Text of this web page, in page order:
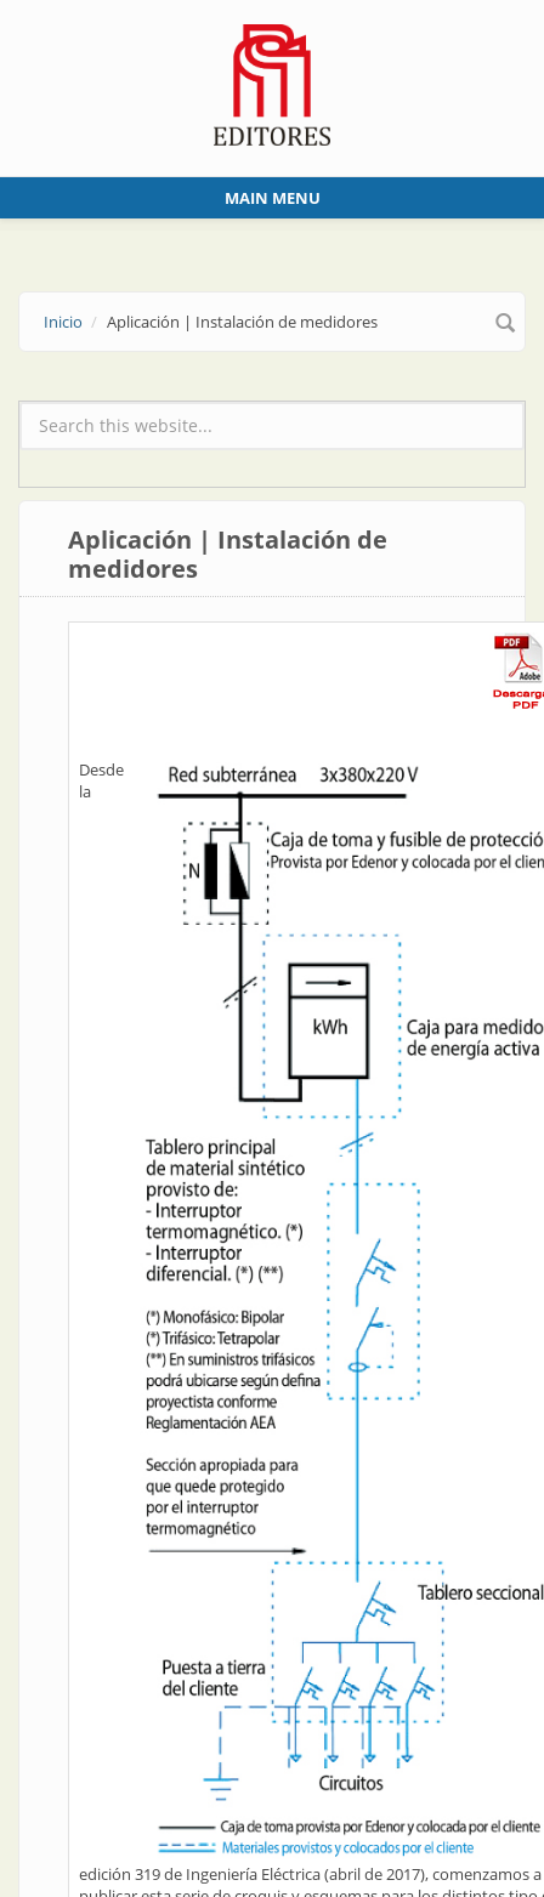
MAIN MENU
Inicio Aplicación | Instalación de medidores
Formulario de búsqueda
Aplicación | Instalación de
medidores
Desde
la
edición 319 de Ingeniería Eléctrica (abril de 2017), comenzamos a